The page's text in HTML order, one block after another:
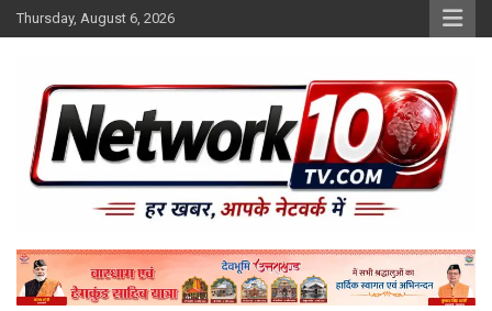
Skip
to
Thursday, August 6, 2026
Network10tv